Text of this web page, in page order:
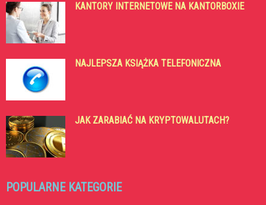
KANTORY INTERNETOWE NA KANTORBOXIE
NAJLEPSZA KSIĄŻKA TELEFONICZNA
JAK ZARABIAĆ NA KRYPTOWALUTACH?
POPULARNE KATEGORIE